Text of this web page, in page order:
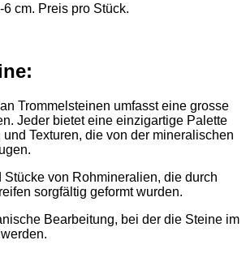
cm. Preis pro Stück.
Trommelsteinen umfasst eine grosse
Jeder bietet eine einzigartige Palette
Texturen, die von der mineralischen
Stücke von Rohmineralien, die durch
sorgfältig geformt wurden.
Bearbeitung, bei der die Steine im